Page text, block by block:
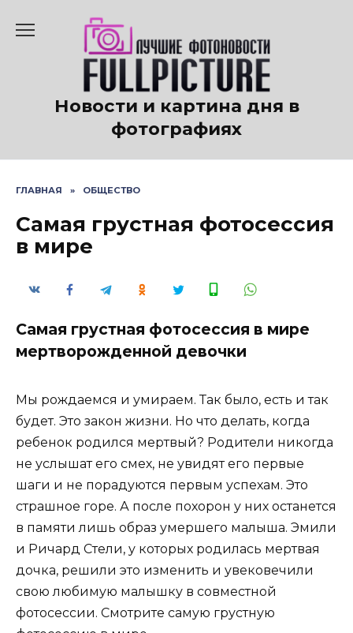
содержанию
Новости и картина дня в
фотографиях
ГЛАВНАЯ » ОБЩЕСТВО
Самая грустная фотосессия
в мире
Самая грустная фотосессия в мире
мертворожденной девочки
Мы рождаемся и умираем. Так было, есть и так
будет. Это закон жизни. Но что делать, когда
ребенок родился мертвый? Родители никогда
не услышат его смех, не увидят его первые
шаги и не порадуются первым успехам. Это
страшное горе. А после похорон у них останется
в памяти лишь образ умершего малыша. Эмили
и Ричард Стели, у которых родилась мертвая
дочка, решили это изменить и увековечили
свою любимую малышку в совместной
фотосессии. Смотрите самую грустную